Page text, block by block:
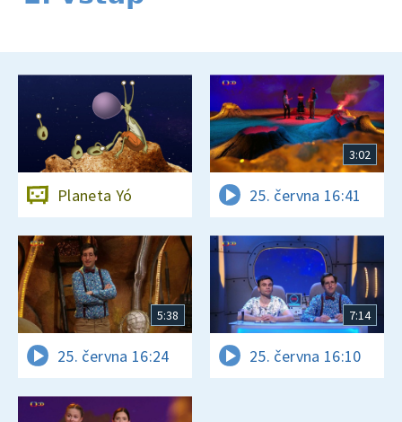
Planeta Yó
3:02
25. června 16:41
5:38
25. června 16:24
7:14
25. června 16:10